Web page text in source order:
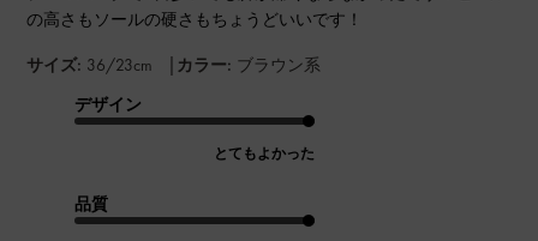
の高さもソールの硬さもちょうどいいです！
サイズ: 36/23cm | カラー: ブラウン系
デザイン
とてもよかった
品質